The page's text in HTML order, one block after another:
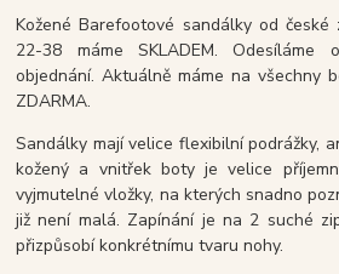
Kožené Barefootové sandálky od
22-38 máme SKLADEM.
objednání. Aktuálně máme na všechny
ZDARMA.
Sandálky mají velice flexibilní podrážky,
kožený a vnitřek boty je velice
vyjmutelné vložky, na kterých snadno
již není malá. Zapínání je na 2 suché
přizpůsobí konkrétnímu tvaru nohy.